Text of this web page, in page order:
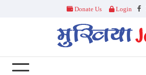
Donate Us Login